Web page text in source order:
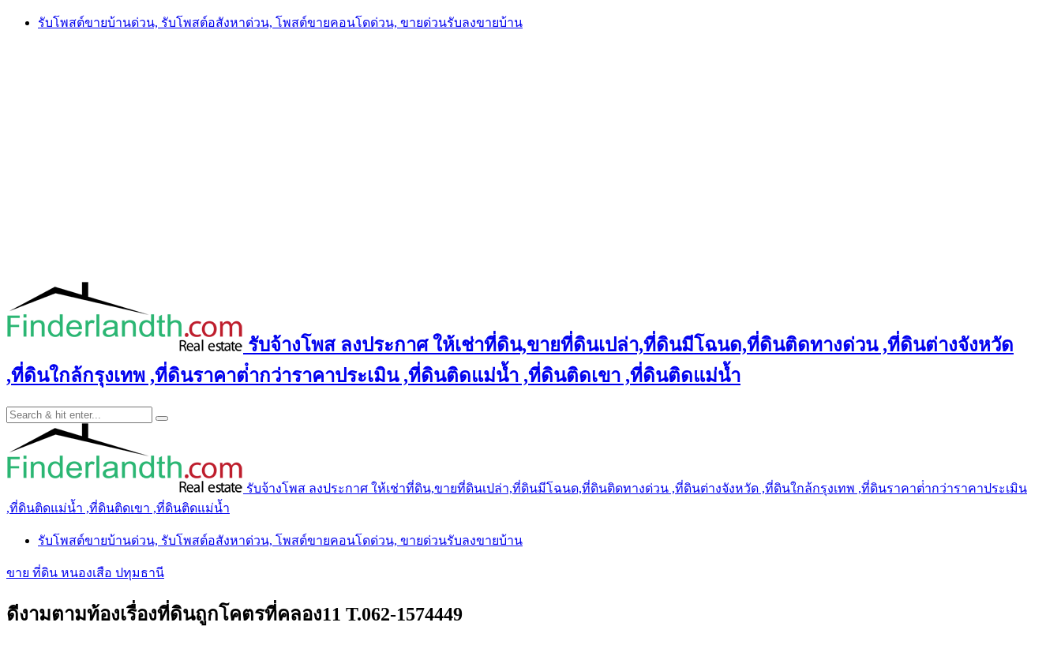
Skip
รับโพสต์ขายบ้านด่วน, รับโพสต์อสังหาด่วน, โพสต์ขายคอนโดด่วน, ขายด่วนรับลงขายบ้าน
รับจ้างโพส ลงประกาศ ให้เช่าที่ดิน,ขายที่ดินเปล่า,ที่ดินมีโฉนด,ที่ดินติดทางด่วน ,ที่ดินต่างจังหวัด
,ที่ดินใกล้กรุงเทพ ,ที่ดินราคาต่ํากว่าราคาประเมิน ,ที่ดินติดแม่น้ำ ,ที่ดินติดเขา ,ที่ดินติดแม่น้ำ
รับจ้างโพส ลงประกาศ ให้เช่าที่ดิน,ขายที่ดินเปล่า,ที่ดินมีโฉนด,ที่ดินติดทางด่วน ,ที่ดินต่างจังหวัด ,ที่ดินใกล้กรุงเทพ ,ที่ดินราคาต่ํากว่าราคาประเมิน
,ที่ดินติดแม่น้ำ ,ที่ดินติดเขา ,ที่ดินติดแม่น้ำ
รับโพสต์ขายบ้านด่วน, รับโพสต์อสังหาด่วน, โพสต์ขายคอนโดด่วน, ขายด่วนรับลงขายบ้าน
ขาย ที่ดิน หนองเสือ ปทุมธานี
ดีงามตามท้องเรื่องที่ดินถูกโคตรที่คลอง11 T.062-1574449